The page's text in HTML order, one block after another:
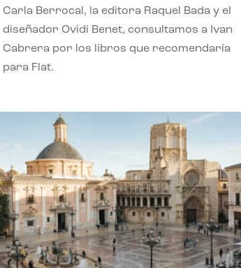
Carla Berrocal, la editora Raquel Bada y el
diseñador Ovidi Benet, consultamos a Ivan
Cabrera por los libros que recomendaría
para Flat.